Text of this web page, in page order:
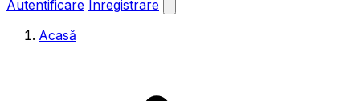
Autentificare Înregistrare
Acasă